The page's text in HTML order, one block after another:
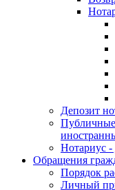
Депозит
Публичные
Нотариус -
Обращения
Порядок
Личный